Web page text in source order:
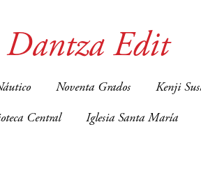
Dantza Edit
Noventa Grados Kenji
Central Iglesia Santa María